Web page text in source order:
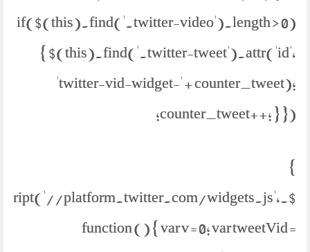
if($(this).find('.twitter-video').length > 0)
{ $(this).find('.twitter-tweet').attr('id',
'twitter-vid-widget-' + counter_tweet);
counter_tweet++; } });
}
platform.twitter.com/widgets.js',
function () { var v = 0; var tweetVid =